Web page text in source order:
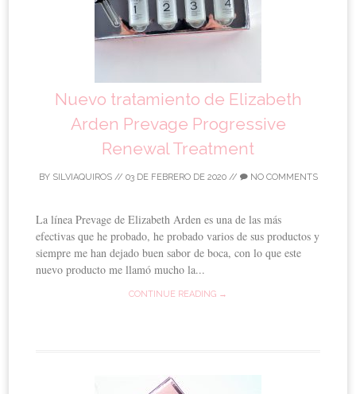
Nuevo tratamiento de Elizabeth
Arden Prevage Progressive
Renewal Treatment
BY SILVIAQUIROS// 03 DE FEBRERO DE 2020// NO COMMENTS
La línea Prevage de Elizabeth Arden es una de las más
efectivas que he probado, he probado varios de sus productos y
siempre me han dejado buen sabor de boca, con lo que este
nuevo producto me llamó mucho la...
CONTINUE READING →